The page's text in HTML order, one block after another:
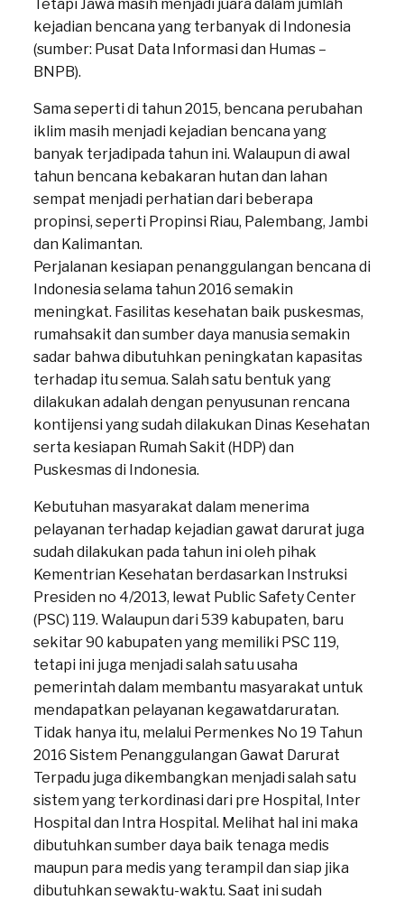
Tetapi Jawa masih menjadi juara dalam jumlah
kejadian bencana yang terbanyak di Indonesia
(sumber: Pusat Data Informasi dan Humas –
BNPB).
Sama seperti di tahun 2015, bencana perubahan
iklim masih menjadi kejadian bencana yang
banyak terjadipada tahun ini. Walaupun di awal
tahun bencana kebakaran hutan dan lahan
sempat menjadi perhatian dari beberapa
propinsi, seperti Propinsi Riau, Palembang, Jambi
dan Kalimantan.
Perjalanan kesiapan penanggulangan bencana di
Indonesia selama tahun 2016 semakin
meningkat. Fasilitas kesehatan baik puskesmas,
rumahsakit dan sumber daya manusia semakin
sadar bahwa dibutuhkan peningkatan kapasitas
terhadap itu semua. Salah satu bentuk yang
dilakukan adalah dengan penyusunan rencana
kontijensi yang sudah dilakukan Dinas Kesehatan
serta kesiapan Rumah Sakit (HDP) dan
Puskesmas di Indonesia.
Kebutuhan masyarakat dalam menerima
pelayanan terhadap kejadian gawat darurat juga
sudah dilakukan pada tahun ini oleh pihak
Kementrian Kesehatan berdasarkan Instruksi
Presiden no 4/2013, lewat Public Safety Center
(PSC) 119. Walaupun dari 539 kabupaten, baru
sekitar 90 kabupaten yang memiliki PSC 119,
tetapi ini juga menjadi salah satu usaha
pemerintah dalam membantu masyarakat untuk
mendapatkan pelayanan kegawatdaruratan.
Tidak hanya itu, melalui Permenkes No 19 Tahun
2016 Sistem Penanggulangan Gawat Darurat
Terpadu juga dikembangkan menjadi salah satu
sistem yang terkordinasi dari pre Hospital, Inter
Hospital dan Intra Hospital. Melihat hal ini maka
dibutuhkan sumber daya baik tenaga medis
maupun para medis yang terampil dan siap jika
dibutuhkan sewaktu-waktu. Saat ini sudah